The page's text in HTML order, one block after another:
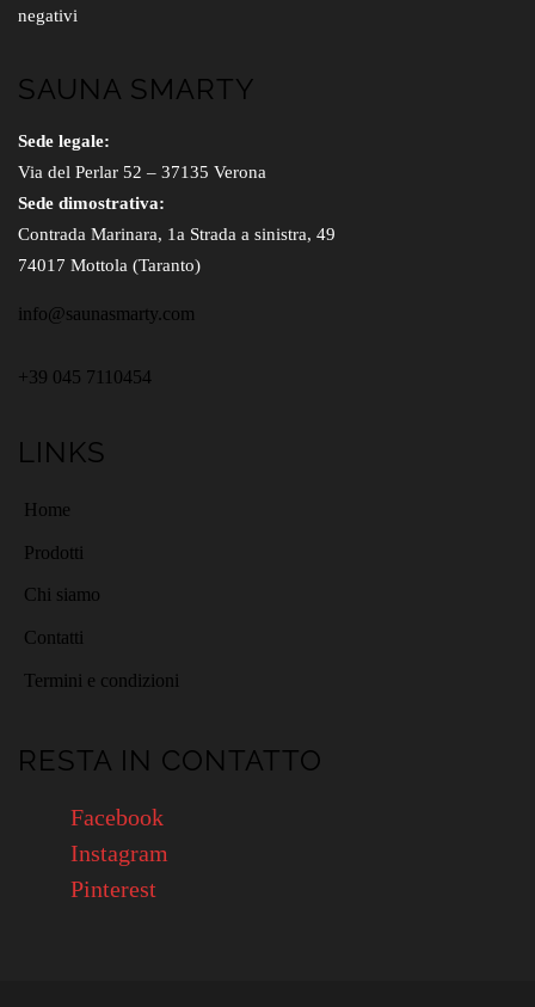
negativi
SAUNA SMARTY
Sede legale:
Via del Perlar 52 – 37135 Verona
Sede dimostrativa:
Contrada Marinara, 1a Strada a sinistra, 49
74017 Mottola (Taranto)
info@saunasmarty.com
+39 045 7110454
LINKS
Home
Prodotti
Chi siamo
Contatti
Termini e condizioni
RESTA IN CONTATTO
Facebook
Instagram
Pinterest